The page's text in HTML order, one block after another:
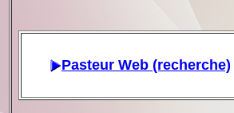
Pasteur Web (recherche)